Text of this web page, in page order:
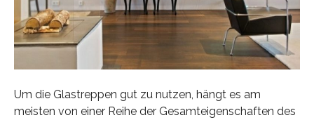
Um die Glastreppen gut zu nutzen, hängt es am
meisten von einer Reihe der Gesamteigenschaften des